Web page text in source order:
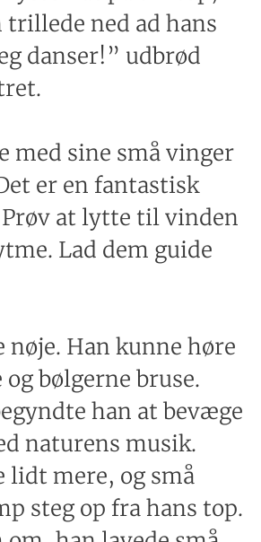
trillede ned ad hans
danser!” udbrød
med sine små vinger
er en fantastisk
at lytte til vinden
Lad dem guide
Han kunne høre
bølgerne bruse.
han at bevæge
naturens musik.
lidt mere, og små
steg op fra hans top.